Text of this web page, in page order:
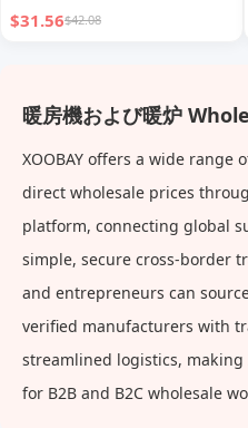
ーマー 冬の暖房 ヒーター | Bi
$31.56$42.08
暖房機および暖炉
XOOBAY offers a wide range
direct wholesale prices
platform, connecting global
simple, secure cross-border
and entrepreneurs can
verified manufacturers with
streamlined logistics, making
for B2B and B2C wholesale